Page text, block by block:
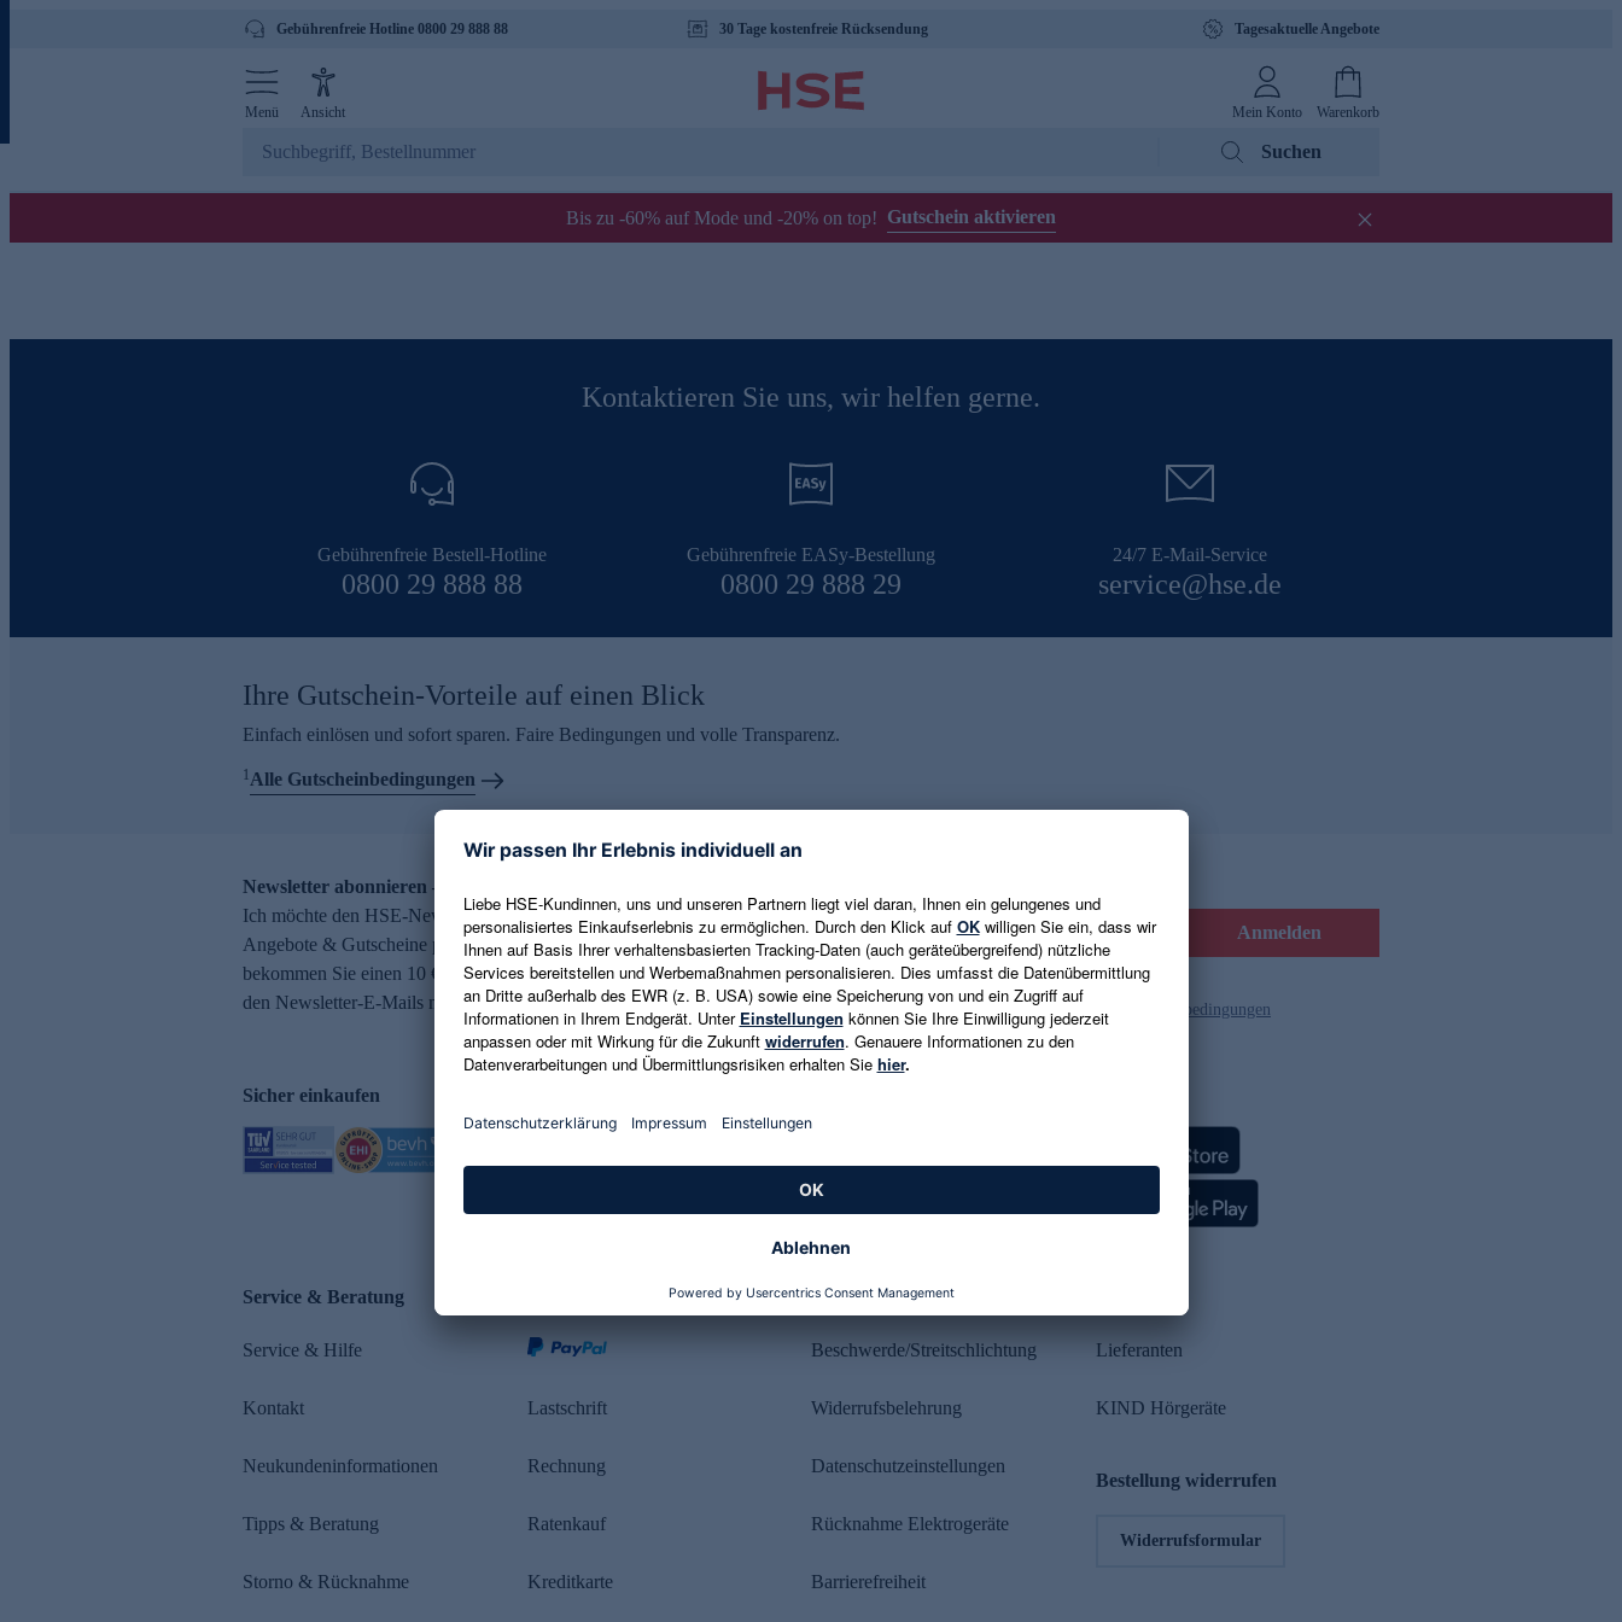
Gebührenfreie Hotline 0800 29 888 88 30 Tage kostenfreie Rücksendung Tagesaktuelle Angebote
Menü Ansicht Mein Konto Warenkorb
Suchen
Bis zu -60% auf Mode und -20% on top! Gutschein aktivieren
Kontaktieren Sie uns, wir helfen gerne.
Gebührenfreie Bestell-Hotline
0800 29 888 88
Gebührenfreie EASy-Bestellung
0800 29 888 29
24/7 E-Mail-Service
service@hse.de
Ihre Gutschein-Vorteile auf einen Blick
Einfach einlösen und sofort sparen. Faire Bedingungen und volle Transparenz.
1Alle Gutscheinbedingungen
Newsletter abonnieren – 10 € Gutschein erhalten
Ich möchte den HSE-Newsletter abonnieren und aktuelle Trends,
Angebote & Gutscheine per E-Mail erhalten. Als Dankeschön
bekommen Sie einen 10 € Gutschein. Eine Abmeldung ist jederzeit in
den Newsletter-E-Mails möglich.
E-Mail-Adresse eingeben Anmelden
Es gelten die Datenschutzrichtlinien und die Gutscheinbedingungen
Sicher einkaufen
Service & Beratung
Service & Hilfe
Kontakt
Neukundeninformationen
Tipps & Beratung
Storno & Rücknahme
Lastschrift
Rechnung
Ratenkauf
Kreditkarte
Rechtliches
Beschwerde/Streitschlichtung
Widerrufsbelehrung
Datenschutzeinstellungen
Rücknahme Elektrogeräte
Barrierefreiheit
Lieferanten
KIND Hörgeräte
Bestellung widerrufen
Widerrufsformular